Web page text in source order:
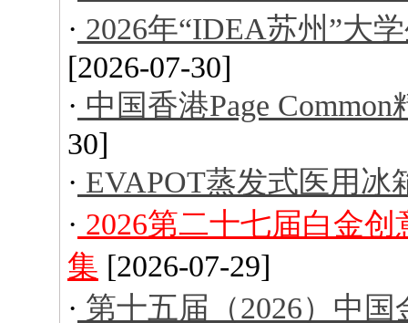
· 2026年“IDEA苏州”大
[2026-07-30]
· 中国香港Page
30]
· EVAPOT蒸发式医用冰
· 2026第二十七届白金
集 [2026-07-29]
· 第十五届（2026）中